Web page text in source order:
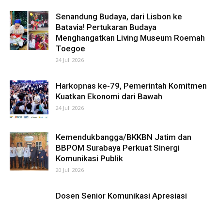
Senandung Budaya, dari Lisbon ke
Batavia! Pertukaran Budaya
Menghangatkan Living Museum Roemah
Toegoe
24 Juli 2026
Harkopnas ke-79, Pemerintah Komitmen
Kuatkan Ekonomi dari Bawah
24 Juli 2026
Kemendukbangga/BKKBN Jatim dan
BBPOM Surabaya Perkuat Sinergi
Komunikasi Publik
20 Juli 2026
Dosen Senior Komunikasi Apresiasi